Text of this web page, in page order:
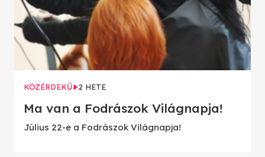
KÖZÉRDEKŰ 2 HETE
Ma van a Fodrászok Világnapja!
Július 22-e a Fodrászok Világnapja!